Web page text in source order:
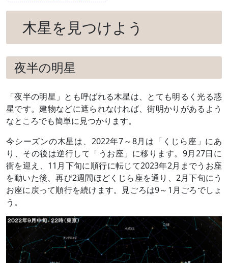
木星を見つけよう
夜半の明星
「夜半の明星」とも呼ばれる木星は、とても明るく光る惑
星です。建物などに遮られなければ、街明かりがあるよう
なところでも簡単に見つかります。
今シーズンの木星は、2022年7～8月は「くじら座」にあ
り、その後は逆行して「うお座」に移ります。9月27日に
衝を迎え、11月下旬に順行に転じて2023年2月までうお座
を動いた後、再び2週間ほどくじら座を通り、2月下旬にう
お座に戻って順行を続けます。見ごろは9～1月ごろでしょ
う。